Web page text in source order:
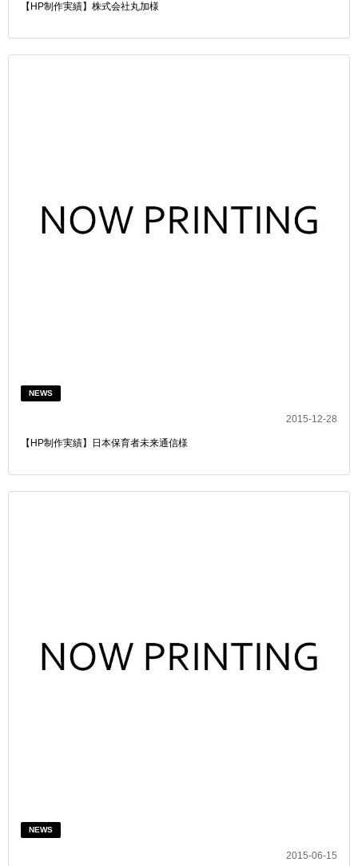
【HP制作実績】株式会社丸加様
NEWS
2015-12-28
【HP制作実績】日本保育者未来通信様
NEWS
2015-06-15